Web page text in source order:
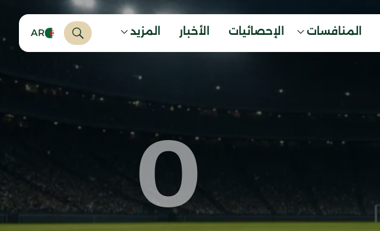
المنافسات الإحصائيات الأخبار المزيد AR
0